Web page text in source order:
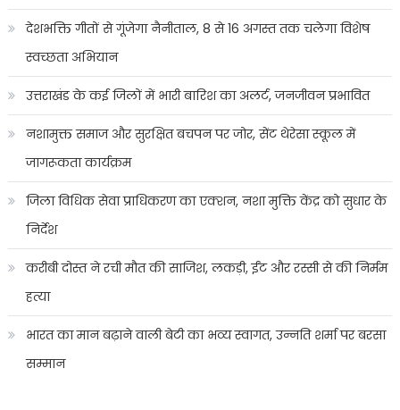
देशभक्ति गीतों से गूंजेगा नैनीताल, 8 से 16 अगस्त तक चलेगा विशेष
स्वच्छता अभियान
उत्तराखंड के कई जिलों में भारी बारिश का अलर्ट, जनजीवन प्रभावित
नशामुक्त समाज और सुरक्षित बचपन पर जोर, सेंट थेरेसा स्कूल में
जागरूकता कार्यक्रम
जिला विधिक सेवा प्राधिकरण का एक्शन, नशा मुक्ति केंद्र को सुधार के
निर्देश
करीबी दोस्त ने रची मौत की साजिश, लकड़ी, ईंट और रस्सी से की निर्मम
हत्या
भारत का मान बढ़ाने वाली बेटी का भव्य स्वागत, उन्नति शर्मा पर बरसा
सम्मान